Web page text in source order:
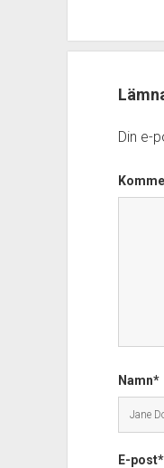
Din e-
Namn*
E-post*